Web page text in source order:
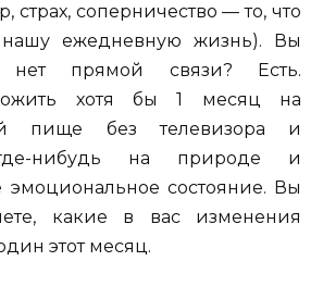
страх, соперничество — то, что
нашу ежедневную жизнь). Вы
нет прямой связи? Есть.
хотя бы 1 месяц на
пище без телевизора и
нибудь на природе и
эмоциональное состояние. Вы
какие в вас изменения
этот месяц.